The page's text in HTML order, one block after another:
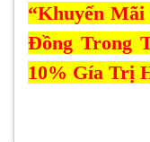
“Khuyến
Đồng Trong
10% Gía Trị